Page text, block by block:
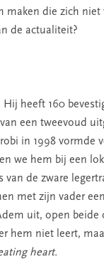
maken die zich niet
de actualiteit?
heeft 160
een tweevoud
in 1998 vormde
we hem bij een
van de zware
met zijn vader
uit, open beide
hem niet leert,
heart.